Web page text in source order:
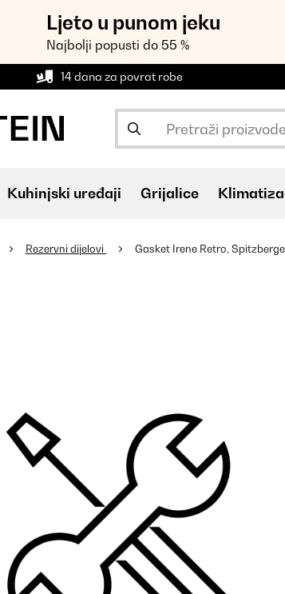
Ljeto u punom jeku
Najbolji popusti do 55 %
14 dana za povrat robe
Kuhinjski uređaji Grijalice
Rezervni dijelovi Gasket Irene Retro,